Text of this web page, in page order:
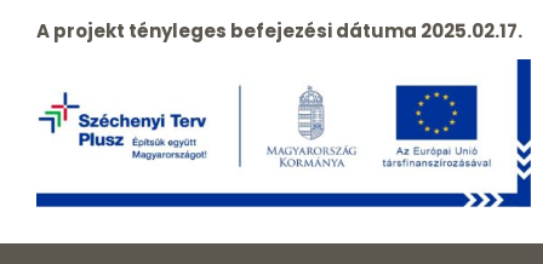
A projekt tényleges befejezési dátuma 2025.02.17.